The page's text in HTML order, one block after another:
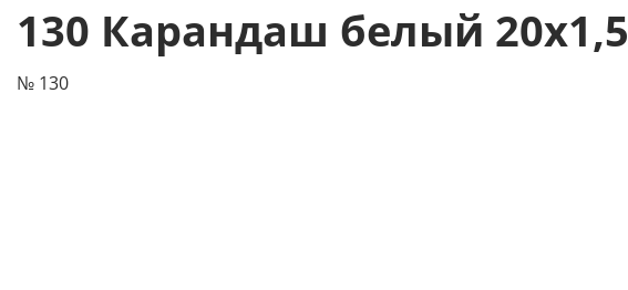
130 Карандаш белый 20х1,5
№ 130